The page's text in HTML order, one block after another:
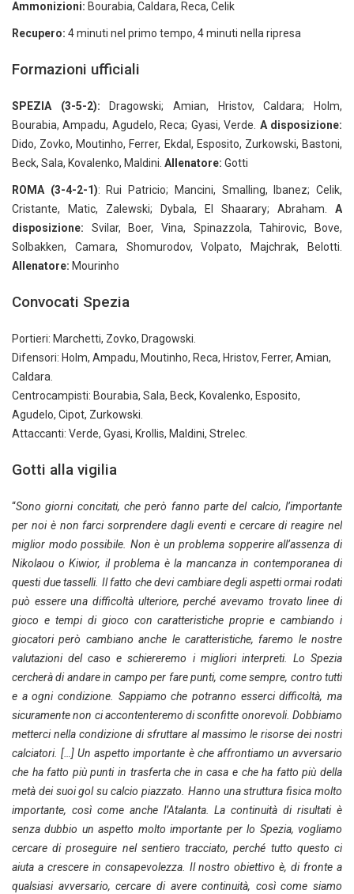
Ammonizioni: Bourabia, Caldara, Reca, Celik
Recupero: 4 minuti nel primo tempo, 4 minuti nella ripresa
Formazioni ufficiali
SPEZIA (3-5-2): Dragowski; Amian, Hristov, Caldara; Holm,
Bourabia, Ampadu, Agudelo, Reca; Gyasi, Verde. A disposizione:
Dido, Zovko, Moutinho, Ferrer, Ekdal, Esposito, Zurkowski, Bastoni,
Beck, Sala, Kovalenko, Maldini. Allenatore: Gotti
ROMA (3-4-2-1): Rui Patricio; Mancini, Smalling, Ibanez; Celik,
Cristante, Matic, Zalewski; Dybala, El Shaarary; Abraham. A
disposizione: Svilar, Boer, Vina, Spinazzola, Tahirovic, Bove,
Solbakken, Camara, Shomurodov, Volpato, Majchrak, Belotti.
Allenatore: Mourinho
Convocati Spezia
Portieri: Marchetti, Zovko, Dragowski.
Difensori: Holm, Ampadu, Moutinho, Reca, Hristov, Ferrer, Amian,
Caldara.
Centrocampisti: Bourabia, Sala, Beck, Kovalenko, Esposito,
Agudelo, Cipot, Zurkowski.
Attaccanti: Verde, Gyasi, Krollis, Maldini, Strelec.
Gotti alla vigilia
“Sono giorni concitati, che però fanno parte del calcio, l’importante
per noi è non farci sorprendere dagli eventi e cercare di reagire nel
miglior modo possibile. Non è un problema sopperire all’assenza di
Nikolaou o Kiwior, il problema è la mancanza in contemporanea di
questi due tasselli. Il fatto che devi cambiare degli aspetti ormai rodati
può essere una difficoltà ulteriore, perché avevamo trovato linee di
gioco e tempi di gioco con caratteristiche proprie e cambiando i
giocatori però cambiano anche le caratteristiche, faremo le nostre
valutazioni del caso e schiereremo i migliori interpreti. Lo Spezia
cercherà di andare in campo per fare punti, come sempre, contro tutti
e a ogni condizione. Sappiamo che potranno esserci difficoltà, ma
sicuramente non ci accontenteremo di sconfitte onorevoli. Dobbiamo
metterci nella condizione di sfruttare al massimo le risorse dei nostri
calciatori. […] Un aspetto importante è che affrontiamo un avversario
che ha fatto più punti in trasferta che in casa e che ha fatto più della
metà dei suoi gol su calcio piazzato. Hanno una struttura fisica molto
importante, così come anche l’Atalanta. La continuità di risultati è
senza dubbio un aspetto molto importante per lo Spezia, vogliamo
cercare di proseguire nel sentiero tracciato, perché tutto questo ci
aiuta a crescere in consapevolezza. Il nostro obiettivo è, di fronte a
qualsiasi avversario, cercare di avere continuità, così come siamo